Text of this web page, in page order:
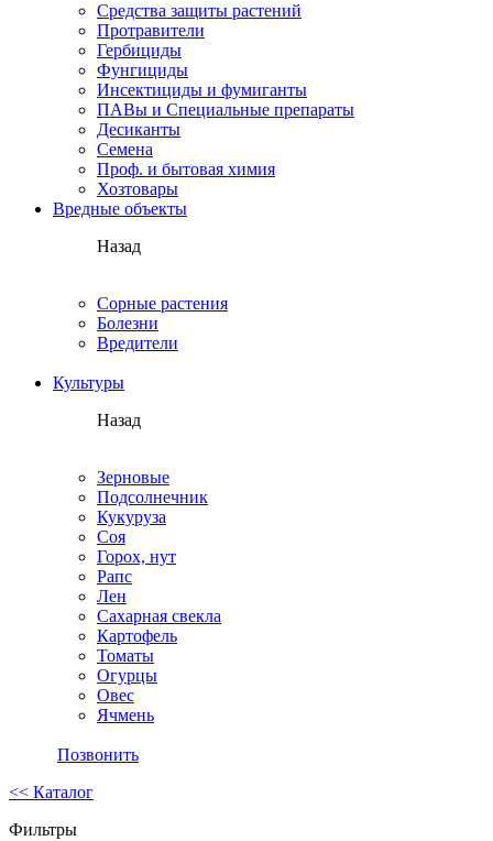
Средства защиты растений
Протравители
Гербициды
Фунгициды
Инсектициды и фумиганты
ПАВы и Специальные препараты
Десиканты
Семена
Проф. и бытовая химия
Хозтовары
Вредные объекты
Назад
Сорные растения
Болезни
Вредители
Культуры
Назад
Зерновые
Подсолнечник
Кукуруза
Соя
Горох, нут
Рапс
Лен
Сахарная свекла
Картофель
Томаты
Огурцы
Овес
Ячмень
Позвонить
<< Каталог
Фильтры